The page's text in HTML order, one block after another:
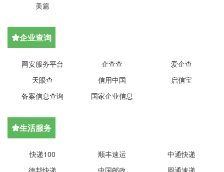
美篇
企业查询
网安服务平台 企查查
爱企查
天眼查
信用中国
启信宝
备案信息查询
国家企业信息
生活服务
快递100 顺丰速运
中通快递
德邦快递
中国邮政
圆通速递